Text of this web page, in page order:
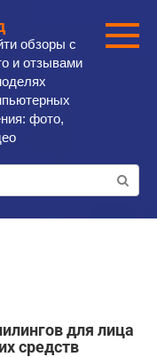
обзоры с
и отзывами
фото,
для лица
средств